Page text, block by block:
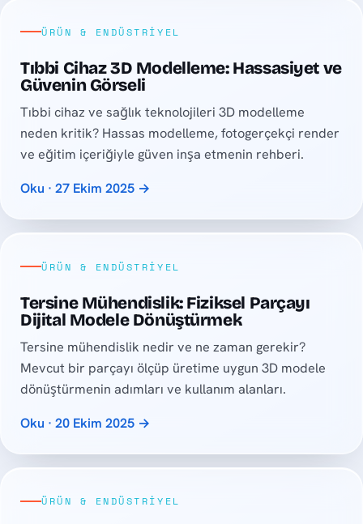
ÜRÜN & ENDÜSTRIYEL
Tıbbi Cihaz 3D Modelleme: Hassasiyet ve
Güvenin Görseli
Tıbbi cihaz ve sağlık teknolojileri 3D modelleme
neden kritik? Hassas modelleme, fotogerçekçi render
ve eğitim içeriğiyle güven inşa etmenin rehberi.
Oku · 27 Ekim 2025 →
ÜRÜN & ENDÜSTRIYEL
Tersine Mühendislik: Fiziksel Parçayı
Dijital Modele Dönüştürmek
Tersine mühendislik nedir ve ne zaman gerekir?
Mevcut bir parçayı ölçüp üretime uygun 3D modele
dönüştürmenin adımları ve kullanım alanları.
Oku · 20 Ekim 2025 →
ÜRÜN & ENDÜSTRIYEL